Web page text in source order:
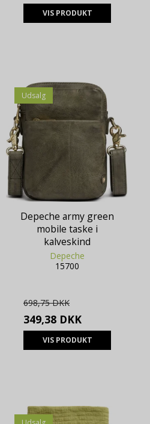
VIS PRODUKT
Udsalg
Depeche army green
mobile taske i
kalveskind
Depeche
15700
698,75 DKK
349,38 DKK
VIS PRODUKT